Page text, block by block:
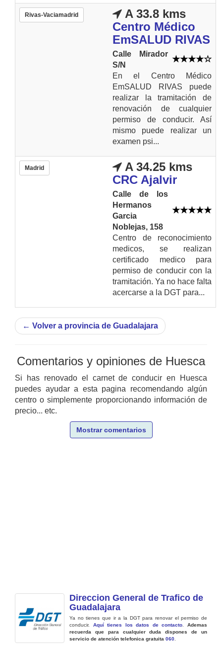
Rivas-Vaciamadrid
A 33.8 kms
Centro Médico
EmSALUD RIVAS
Calle Mirador
S/N
En el Centro Médico
EmSALUD RIVAS puede
realizar la tramitación de
renovación de cualquier
permiso de conducir. Así
mismo puede realizar un
examen psi...
Madrid
A 34.25 kms
CRC Ajalvir
Calle de los
Hermanos
Garcia
Noblejas, 158
Centro de reconocimiento
medicos, se realizan
certificado medico para
permiso de conducir con la
tramitación. Ya no hace falta
acercarse a la DGT para...
← Volver a provincia de Guadalajara
Comentarios y opiniones de Huesca
Si has renovado el carnet de conducir en Huesca
puedes ayudar a esta pagina recomendando algún
centro o simplemente proporcionando información de
precio... etc.
Mostrar comentarios
Direccion General de Trafico de
Guadalajara
Ya no tienes que ir a la DGT para renovar el permiso de
conducir. Aquí tienes los datos de contacto .Ademas
recuerda que para cualquier duda dispones de un
servicio de atención telefonica gratuita 060